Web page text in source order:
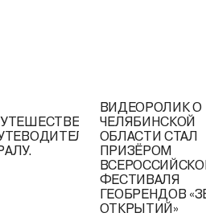
ПО
ВИДЕОРОЛИК О
ЧЕЛЯБИНСКОЙ
ОБЛАСТИ СТАЛ
ПРИЗЁРОМ
ФЕСТИВАЛЯ
ГЕОБРЕНДОВ
ОТКРЫТИЙ»